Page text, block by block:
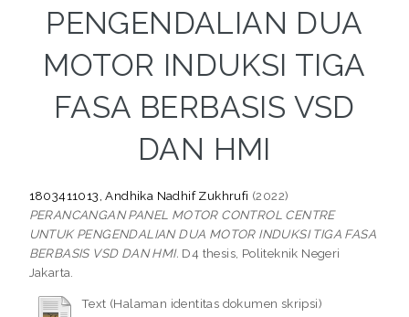
PENGENDALIAN DUA
MOTOR INDUKSI TIGA
FASA BERBASIS VSD
DAN HMI
1803411013, Andhika Nadhif Zukhrufi (2022)
PERANCANGAN PANEL MOTOR CONTROL CENTRE
UNTUK PENGENDALIAN DUA MOTOR INDUKSI TIGA FASA
BERBASIS VSD DAN HMI. D4 thesis, Politeknik Negeri
Jakarta.
Text (Halaman identitas dokumen skripsi)